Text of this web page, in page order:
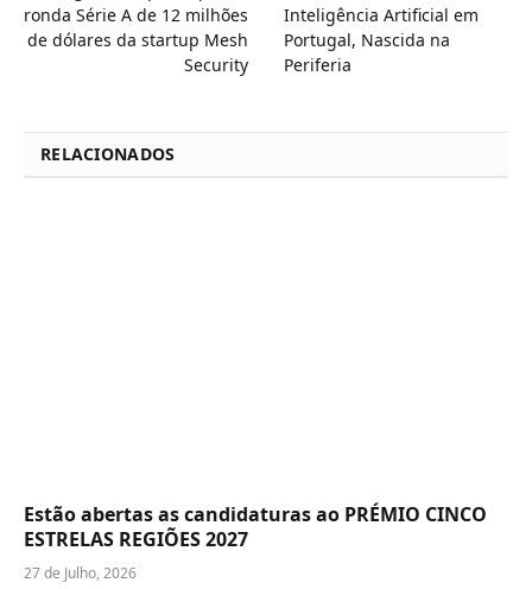
ronda Série A de 12 milhões
de dólares da startup Mesh
Security
Inteligência Artificial em
Portugal, Nascida na
Periferia
RELACIONADOS
Estão abertas as candidaturas ao PRÉMIO CINCO
ESTRELAS REGIÕES 2027
27 de Julho, 2026